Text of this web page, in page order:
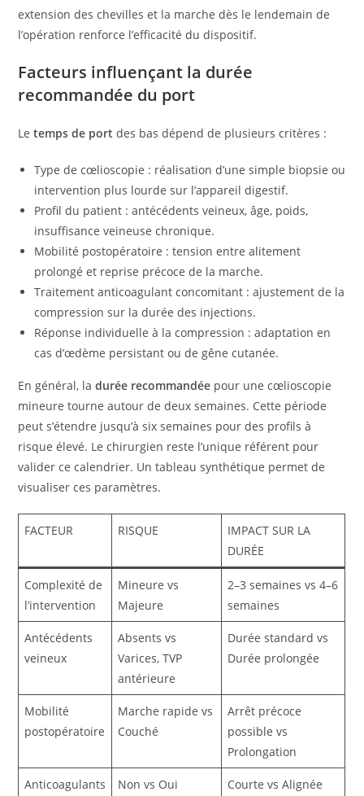
extension des chevilles et la marche dès le lendemain de
l’opération renforce l’efficacité du dispositif.
Facteurs influençant la durée
recommandée du port
Letemps de port des bas dépend de plusieurs critères :
Type de cœlioscopie : réalisation d’une simple biopsie ou
intervention plus lourde sur l’appareil digestif.
Profil du patient : antécédents veineux, âge, poids,
insuffisance veineuse chronique.
Mobilité postopératoire : tension entre alitement
prolongé et reprise précoce de la marche.
Traitement anticoagulant concomitant : ajustement de la
compression sur la durée des injections.
Réponse individuelle à la compression : adaptation en
cas d’œdème persistant ou de gêne cutanée.
En général, ladurée recommandée pour une cœlioscopie
mineure tourne autour de deux semaines. Cette période
peut s’étendre jusqu’à six semaines pour des profils à
risque élevé. Le chirurgien reste l’unique référent pour
valider ce calendrier. Un tableau synthétique permet de
visualiser ces paramètres.
FACTEUR RISQUE
IMPACT SUR LA
DURÉE
Complexité de
l’intervention
Mineure vs
Majeure
2–3 semaines vs 4–6
semaines
Antécédents
veineux
Absents vs
Varices, TVP
antérieure
Durée standard vs
Durée prolongée
Mobilité
postopératoire
Marche rapide vs
Couché
Arrêt précoce
possible vs
Prolongation
Anticoagulants Non vs Oui
Courte vs Alignée